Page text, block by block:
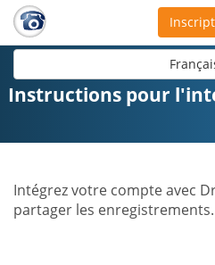
Instructions pour
Intégrez votre compte avec
partager les enregistrements.